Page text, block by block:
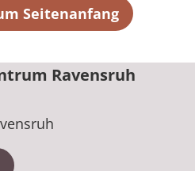
Seitenanfang
Ravensruh